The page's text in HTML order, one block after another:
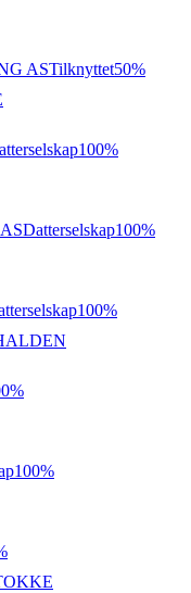
ASTilknyttet50%
100%
Datterselskap100%
100%
%
100%